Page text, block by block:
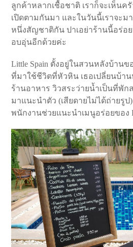
ลูกค้าหลากเชื้อชาติ เราก็จะเห็นค
เปิดตามกันมา และในวันนี้เราจะ
หนึ่งสัญชาติกัน ปาเอย่าร้านนี้อร่อ
อบอุ่นอีกด้วยค่ะ
Little Spain ตั้งอยู่ในสวนหลังบ้านข
ที่มาใช้ชีวิตที่หัวหิน เธอเปลี่ยนบ้า
ร้านอาหาร วิวสระว่ายน้ำเป็นที่พัก
มาแนะนำตัว (เสียดายไม่ได้ถ่ายรูป
พนักงานช่วยแนะนำเมนูอร่อยของ